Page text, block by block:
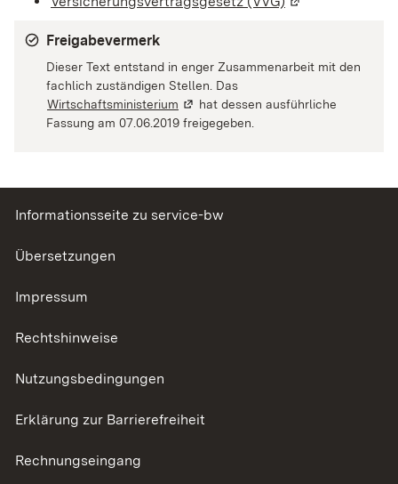
Freigabevermerk
Dieser Text entstand in enger Zusammenarbeit mit den
fachlich zuständigen Stellen. Das
Wirtschaftsministerium (Wird in einem neuen Fenster
hat dessen ausführliche
Fassung am 07.06.2019 freigegeben.
Informationsseite zu service-bw
Übersetzungen
Impressum
Rechtshinweise
Nutzungsbedingungen
Erklärung zur Barrierefreiheit
Rechnungseingang